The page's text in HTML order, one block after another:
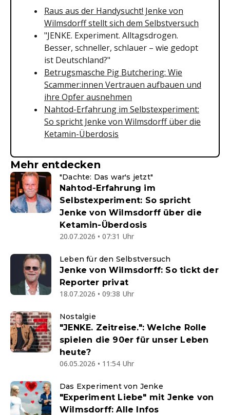
Raus aus der Handysucht! Jenke von
Wilmsdorff stellt sich dem Selbstversuch
"JENKE. Experiment. Alltagsdrogen.
Besser, schneller, schlauer – wie gedopt
ist Deutschland?"
Betrugsmasche Pig Butchering: Wie
Scammer:innen Vertrauen aufbauen und
ihre Opfer ausnehmen
Nahtod-Erfahrung im Selbstexperiment:
So spricht Jenke von Wilmsdorff über die
Ketamin-Überdosis
Mehr entdecken
"Dachte: Das war's jetzt"
Nahtod-Erfahrung im
Selbstexperiment: So spricht
Jenke von Wilmsdorff über die
Ketamin-Überdosis
20.07.2026 • 07:31 Uhr
Leben für den Selbstversuch
Jenke von Wilmsdorff: So tickt der
Reporter privat
18.07.2026 • 09:38 Uhr
Nostalgie
"JENKE. Zeitreise.": Welche Rolle
spielen die 90er für unser Leben
heute?
06.05.2026 • 11:54 Uhr
Das Experiment von Jenke
"Experiment Liebe" mit Jenke von
Wilmsdorff: Alle Infos